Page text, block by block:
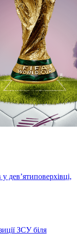
дев’ятиповерхівці,
ЗСУ біля